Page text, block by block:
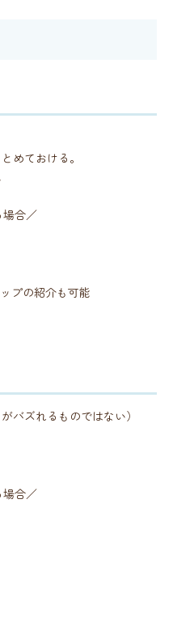
めておける。
合／
プの紹介も可能
バズれるものではない）
合／